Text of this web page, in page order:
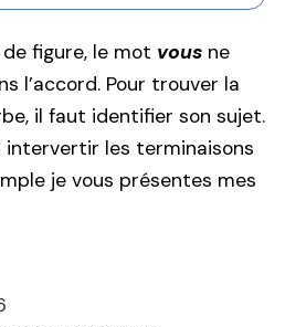
figure, le mot vous ne
l’accord. Pour trouver la
il faut identifier son sujet.
intervertir les terminaisons
je vous présentes mes